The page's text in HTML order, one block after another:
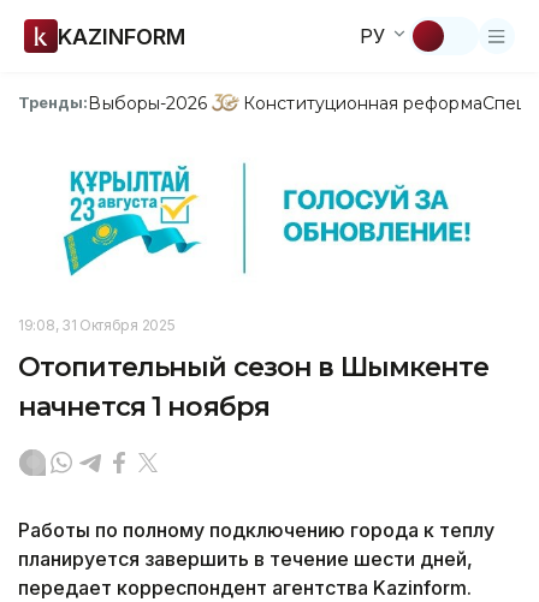
KAZINFORM РУ
Тренды:Выборы-2026 Конституционная реформа
19:08, 31 Октября 2025
Отопительный сезон в Шымкенте
начнется 1 ноября
Работы по полному подключению города к теплу
планируется завершить в течение шести дней,
передает корреспондент агентства Kazinform.